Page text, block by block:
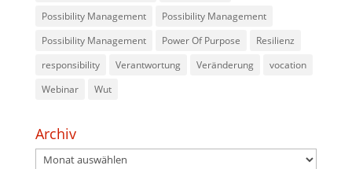
Possibility Management
Possibility Management
Possibility Management
Power Of Purpose
Resilienz
responsibility
Verantwortung Veränderung
vocation
Webinar
Wut
Archiv
Archiv